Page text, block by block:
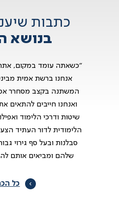
כתבות
בנושא
“כשאתה עומד במקום,
אנחנו ברשת אמית
המשתנה בקצב מסחרר
ואנחנו חייבים להתאים
שיטות ודרכי הלימוד
הלימודית לדור העתיד
סבלנות ובעל סף גירוי
שלהם ומביאים אותם
כל